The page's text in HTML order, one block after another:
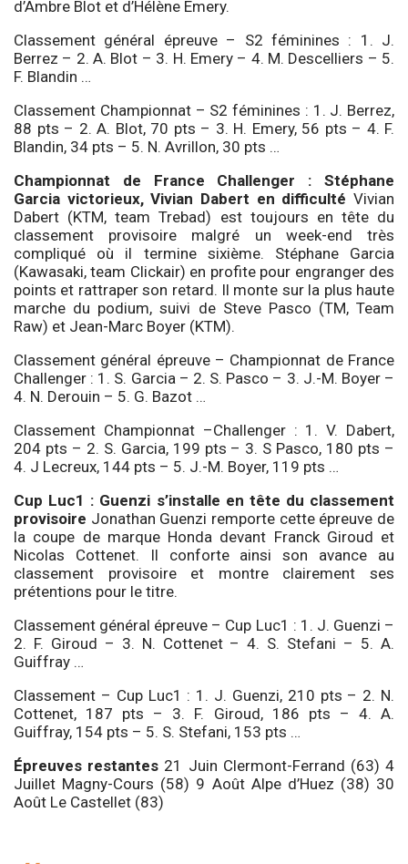
d’Ambre Blot et d’Hélène Emery.
Classement général épreuve – S2 féminines : 1. J.
Berrez – 2. A. Blot – 3. H. Emery – 4. M. Descelliers – 5.
F. Blandin …
Classement Championnat – S2 féminines : 1. J. Berrez,
88 pts – 2. A. Blot, 70 pts – 3. H. Emery, 56 pts – 4. F.
Blandin, 34 pts – 5. N. Avrillon, 30 pts …
Championnat de France Challenger : Stéphane
Garcia victorieux, Vivian Dabert en difficulté Vivian
Dabert (KTM, team Trebad) est toujours en tête du
classement provisoire malgré un week-end très
compliqué où il termine sixième. Stéphane Garcia
(Kawasaki, team Clickair) en profite pour engranger des
points et rattraper son retard. Il monte sur la plus haute
marche du podium, suivi de Steve Pasco (TM, Team
Raw) et Jean-Marc Boyer (KTM).
Classement général épreuve – Championnat de France
Challenger : 1. S. Garcia – 2. S. Pasco – 3. J.-M. Boyer –
4. N. Derouin – 5. G. Bazot …
Classement Championnat –Challenger : 1. V. Dabert,
204 pts – 2. S. Garcia, 199 pts – 3. S Pasco, 180 pts –
4. J Lecreux, 144 pts – 5. J.-M. Boyer, 119 pts …
Cup Luc1 : Guenzi s’installe en tête du classement
provisoire Jonathan Guenzi remporte cette épreuve de
la coupe de marque Honda devant Franck Giroud et
Nicolas Cottenet. Il conforte ainsi son avance au
classement provisoire et montre clairement ses
prétentions pour le titre.
Classement général épreuve – Cup Luc1 : 1. J. Guenzi –
2. F. Giroud – 3. N. Cottenet – 4. S. Stefani – 5. A.
Guiffray …
Classement – Cup Luc1 : 1. J. Guenzi, 210 pts – 2. N.
Cottenet, 187 pts – 3. F. Giroud, 186 pts – 4. A.
Guiffray, 154 pts – 5. S. Stefani, 153 pts …
Épreuves restantes 21 Juin Clermont-Ferrand (63) 4
Juillet Magny-Cours (58) 9 Août Alpe d’Huez (38) 30
Août Le Castellet (83)